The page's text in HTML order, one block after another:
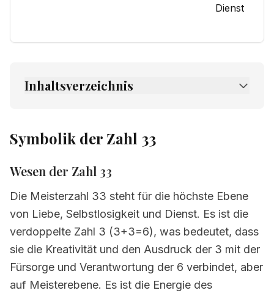
Dienst
Inhaltsverzeichnis
4. Značenje sudbinskog puta
5. Snage i darovi
6. Izazovi i lekcije
7. Kakav je broj 33 u odnosima
8.
Kakav je broj 33 u karijeri
Symbolik der Zahl 33
Wesen der Zahl 33
Die Meisterzahl 33 steht für die höchste Ebene
von Liebe, Selbstlosigkeit und Dienst. Es ist die
verdoppelte Zahl 3 (3+3=6), was bedeutet, dass
sie die Kreativität und den Ausdruck der 3 mit der
Fürsorge und Verantwortung der 6 verbindet, aber
auf Meisterebene. Es ist die Energie des